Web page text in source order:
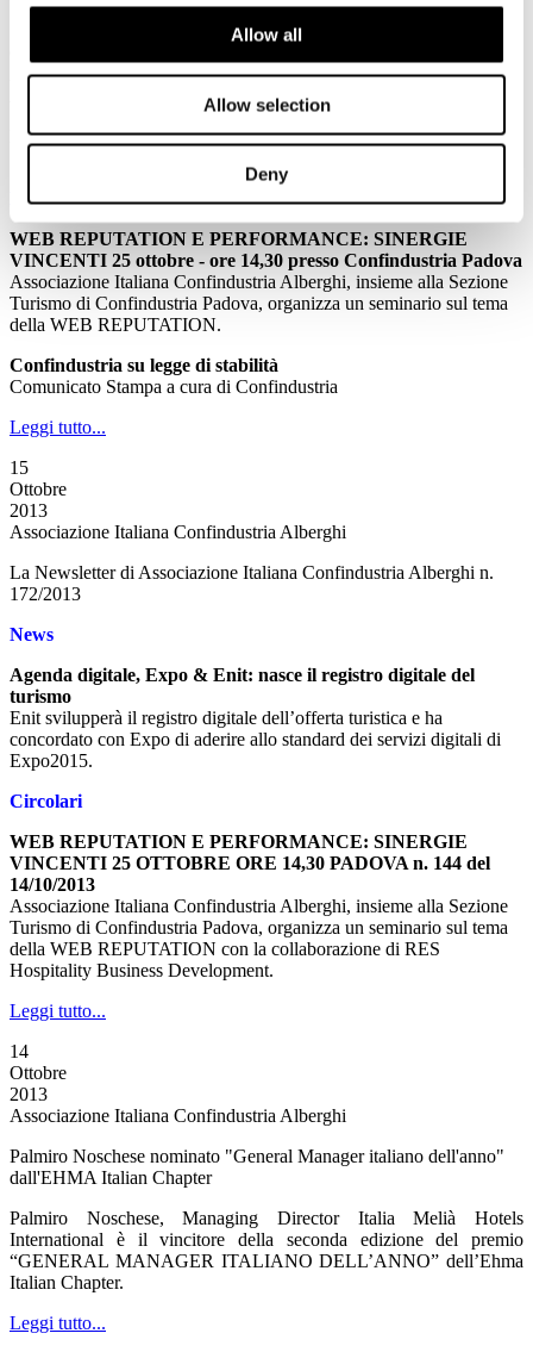
Allow all
Allow selection
Deny
2013
Associazione Italiana Confindustria Alberghi
La Newsletter di Associazione Italiana Confindustria Alberghi n.
News
WEB REPUTATION E PERFORMANCE: SINERGIE
VINCENTI 25 ottobre - ore 14,30 presso Confindustria Padova
Associazione Italiana Confindustria Alberghi, insieme alla Sezione
Turismo di Confindustria Padova, organizza un seminario sul tema
della WEB REPUTATION.
Confindustria su legge di stabilità
Comunicato Stampa a cura di Confindustria
Leggi tutto...
15
Ottobre
2013
Associazione Italiana Confindustria Alberghi
La Newsletter di Associazione Italiana Confindustria Alberghi n.
172/2013
News
Agenda digitale, Expo & Enit: nasce il registro digitale del
turismo
Enit svilupperà il registro digitale dell’offerta turistica e ha
concordato con Expo di aderire allo standard dei servizi digitali di
Expo2015.
Circolari
WEB REPUTATION E PERFORMANCE: SINERGIE
VINCENTI 25 OTTOBRE ORE 14,30 PADOVA n. 144 del
14/10/2013
Associazione Italiana Confindustria Alberghi, insieme alla Sezione
Turismo di Confindustria Padova, organizza un seminario sul tema
della WEB REPUTATION con la collaborazione di RES
Hospitality Business Development.
Leggi tutto...
14
Ottobre
2013
Associazione Italiana Confindustria Alberghi
Palmiro Noschese nominato "General Manager italiano dell'anno"
dall'EHMA Italian Chapter
Palmiro Noschese, Managing Director Italia Melià Hotels
International è il vincitore della seconda edizione del premio
“GENERAL MANAGER ITALIANO DELL’ANNO” dell’Ehma
Italian Chapter.
Leggi tutto...